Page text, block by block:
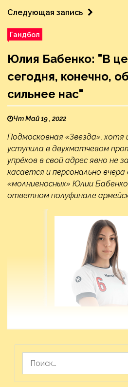
Следующая запись
Гандбол
Юлия Бабенко: "В
сегодня, конечно,
сильнее нас"
Чт Май 19 , 2022
Подмосковная «Звезда», хотя
уступила в двухматчевом
упрёков в свой адрес явно не
касается и персонально
«молниеносных» Юлии
ответном полуфинале